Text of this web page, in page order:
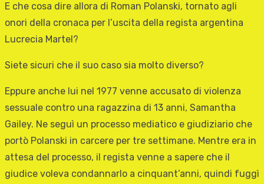
E che cosa dire allora di Roman Polanski, tornato agli
onori della cronaca per l’uscita della regista argentina
Lucrecia Martel?
Siete sicuri che il suo caso sia molto diverso?
Eppure anche lui nel 1977 venne accusato di violenza
sessuale contro una ragazzina di 13 anni, Samantha
Gailey. Ne seguì un processo mediatico e giudiziario che
portò Polanski in carcere per tre settimane. Mentre era in
attesa del processo, il regista venne a sapere che il
giudice voleva condannarlo a cinquant’anni, quindi fuggì